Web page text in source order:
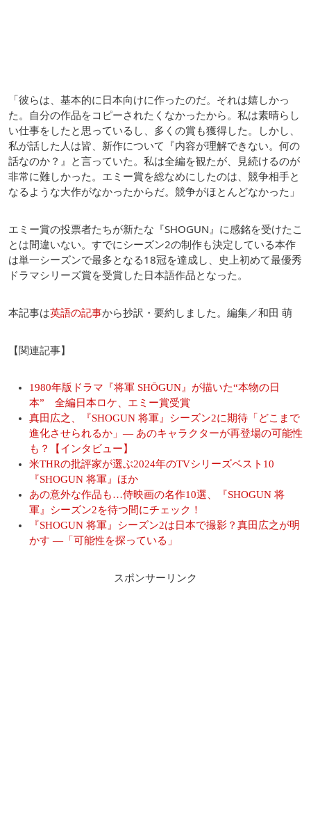
「彼らは、基本的に日本向けに作ったのだ。それは嬉しかっ
た。自分の作品をコピーされたくなかったから。私は素晴らし
い仕事をしたと思っているし、多くの賞も獲得した。しかし、
私が話した人は皆、新作について『内容が理解できない。何の
話なのか？』と言っていた。私は全編を観たが、見続けるのが
非常に難しかった。エミー賞を総なめにしたのは、競争相手と
なるような大作がなかったからだ。競争がほとんどなかった」
エミー賞の投票者たちが新たな『SHOGUN』に感銘を受けたこ
とは間違いない。すでにシーズン2の制作も決定している本作
は単一シーズンで最多となる18冠を達成し、史上初めて最優秀
ドラマシリーズ賞を受賞した日本語作品となった。
本記事は英語の記事から抄訳・要約しました。編集／和田 萌
【関連記事】
1980年版ドラマ『将軍 SHŌGUN』が描いた“本物の日
本” 全編日本ロケ、エミー賞受賞
真田広之、『SHOGUN 将軍』シーズン2に期待「どこまで
進化させられるか」― あのキャラクターが再登場の可能性
も？【インタビュー】
米THRの批評家が選ぶ2024年のTVシリーズベスト10
『SHOGUN 将軍』ほか
あの意外な作品も…侍映画の名作10選、『SHOGUN 将
軍』シーズン2を待つ間にチェック！
『SHOGUN 将軍』シーズン2は日本で撮影？真田広之が明
かす ―「可能性を探っている」
スポンサーリンク